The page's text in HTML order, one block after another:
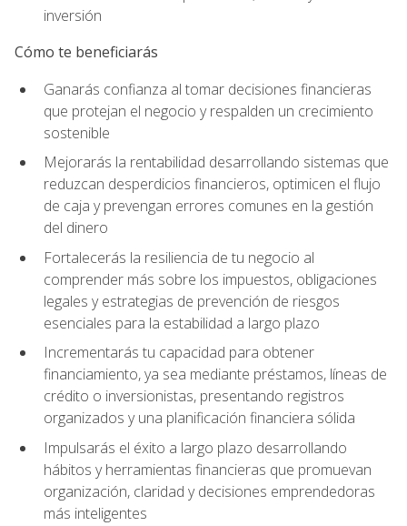
inversión
Cómo te beneficiarás
Ganarás confianza al tomar decisiones financieras
que protejan el negocio y respalden un crecimiento
sostenible
Mejorarás la rentabilidad desarrollando sistemas que
reduzcan desperdicios financieros, optimicen el flujo
de caja y prevengan errores comunes en la gestión
del dinero
Fortalecerás la resiliencia de tu negocio al
comprender más sobre los impuestos, obligaciones
legales y estrategias de prevención de riesgos
esenciales para la estabilidad a largo plazo
Incrementarás tu capacidad para obtener
financiamiento, ya sea mediante préstamos, líneas de
crédito o inversionistas, presentando registros
organizados y una planificación financiera sólida
Impulsarás el éxito a largo plazo desarrollando
hábitos y herramientas financieras que promuevan
organización, claridad y decisiones emprendedoras
más inteligentes